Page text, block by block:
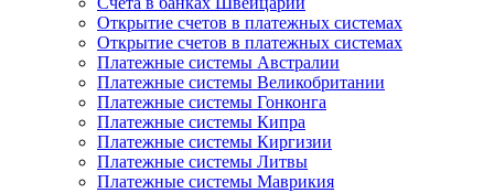
Открытие счетов в платежных системах
Открытие счетов в платежных системах
Платежные системы Австралии
Платежные системы Великобритании
Платежные системы Гонконга
Платежные системы Кипра
Платежные системы Киргизии
Платежные системы Литвы
Платежные системы Маврикия